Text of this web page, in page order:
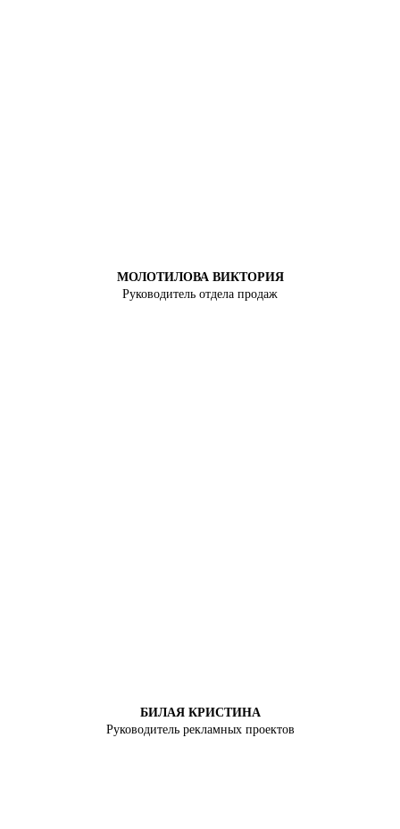
МОЛОТИЛОВА ВИКТОРИЯ
Руководитель отдела продаж
БИЛАЯ КРИСТИНА
Руководитель рекламных проектов